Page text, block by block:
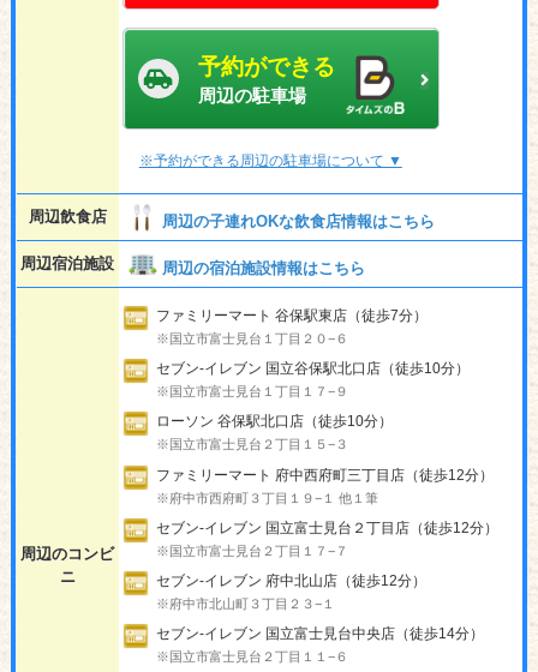
予約ができる
周辺の駐車場
※予約ができる周辺の駐車場について ▼
周辺飲食店 周辺の子連れOKな飲食店情報はこちら
周辺宿泊施設 周辺の宿泊施設情報はこちら
周辺のコンビ
ニ
ファミリーマート 谷保駅東店（徒歩7分）
※国立市富士見台１丁目２０−６
セブン-イレブン 国立谷保駅北口店（徒歩10分）
※国立市富士見台１丁目１７−９
ローソン 谷保駅北口店（徒歩10分）
※国立市富士見台２丁目１５−３
ファミリーマート 府中西府町三丁目店（徒歩12分）
※府中市西府町３丁目１９−１ 他１筆
セブン-イレブン 国立富士見台２丁目店（徒歩12分）
※国立市富士見台２丁目１７−７
セブン-イレブン 府中北山店（徒歩12分）
※府中市北山町３丁目２３−１
セブン-イレブン 国立富士見台中央店（徒歩14分）
※国立市富士見台２丁目１１−６